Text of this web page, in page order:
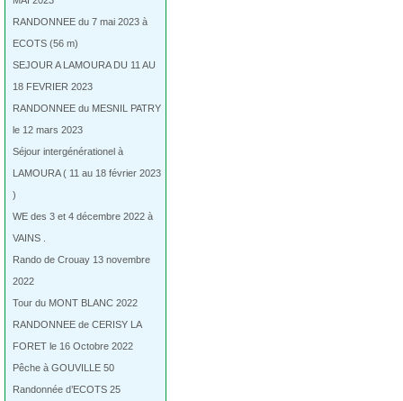
RANDONNEE du 7 mai 2023 à
ECOTS (56 m)
SEJOUR A LAMOURA DU 11 AU
18 FEVRIER 2023
RANDONNEE du MESNIL PATRY
le 12 mars 2023
Séjour intergénérationel à
LAMOURA ( 11 au 18 février 2023
)
WE des 3 et 4 décembre 2022 à
VAINS .
Rando de Crouay 13 novembre
2022
Tour du MONT BLANC 2022
RANDONNEE de CERISY LA
FORET le 16 Octobre 2022
Pêche à GOUVILLE 50
Randonnée d’ECOTS 25